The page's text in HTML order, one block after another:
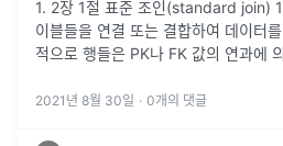
1. 2장 1절 표준 조인(standard join)
이블들을 연결 또는 결합하여 데이터
적으로 행들은 PK나 FK 값의 연과에
2021년 8월 30일 · 0개의 댓글